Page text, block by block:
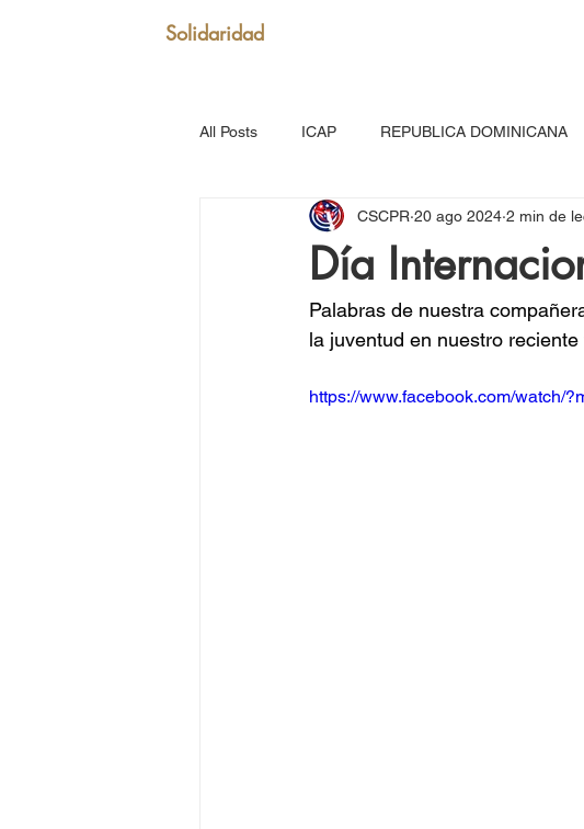
Solidaridad
All Posts ICAP REPUBLICA DOMINICANA
SAN VICENTE Y GRANADINAS HAITÍ
MARTINICA VENEZUELA RED
Puerto Rico: Somos Caribe Brigadas
Día
CSCPR 20 ago 2024 2 min de
Palabras de nuestra
la juventud en nuestro
https://www.facebook.com/watch/